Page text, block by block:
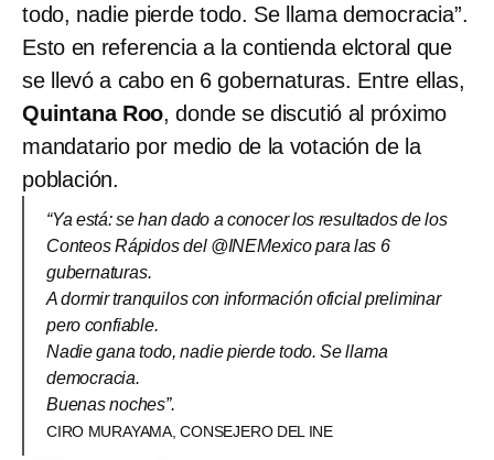
todo, nadie pierde todo. Se llama democracia”.
Esto en referencia a la contienda elctoral que
se llevó a cabo en 6 gobernaturas. Entre ellas,
Quintana Roo, donde se discutió al próximo
mandatario por medio de la votación de la
población.
“Ya está: se han dado a conocer los resultados de los
Conteos Rápidos del @INEMexico para las 6
gubernaturas.
A dormir tranquilos con información oficial preliminar
pero confiable.
Nadie gana todo, nadie pierde todo. Se llama
democracia.
Buenas noches”.
CIRO MURAYAMA, CONSEJERO DEL INE